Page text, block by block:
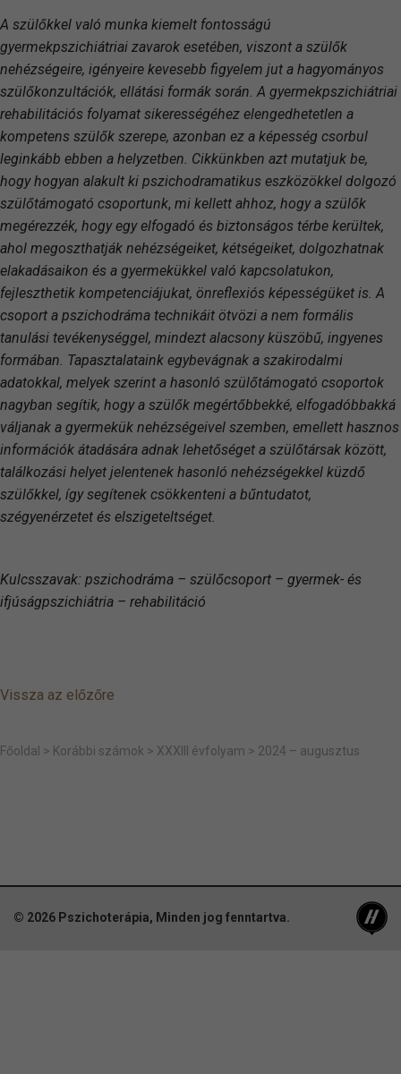
A szülőkkel való munka kiemelt fontosságú
gyermekpszichiátriai zavarok esetében, viszont a szülők
nehézségeire, igényeire kevesebb figyelem jut a hagyományos
szülőkonzultációk, ellátási formák során. A gyermekpszichiátriai
rehabilitációs folyamat sikerességéhez elengedhetetlen a
kompetens szülők szerepe, azonban ez a képesség csorbul
leginkább ebben a helyzetben. Cikkünkben azt mutatjuk be,
hogy hogyan alakult ki pszichodramatikus eszközökkel dolgozó
szülőtámogató csoportunk, mi kellett ahhoz, hogy a szülők
megérezzék, hogy egy elfogadó és biztonságos térbe kerültek,
ahol megoszthatják nehézségeiket, kétségeiket, dolgozhatnak
elakadásaikon és a gyermekükkel való kapcsolatukon,
fejleszthetik kompetenciájukat, önreflexiós képességüket is. A
csoport a pszichodráma technikáit ötvözi a nem formális
tanulási tevékenységgel, mindezt alacsony küszöbű, ingyenes
formában. Tapasztalataink egybevágnak a szakirodalmi
adatokkal, melyek szerint a hasonló szülőtámogató csoportok
nagyban segítik, hogy a szülők megértőbbekké, elfogadóbbakká
váljanak a gyermekük nehézségeivel szemben, emellett hasznos
információk átadására adnak lehetőséget a szülőtársak között,
találkozási helyet jelentenek hasonló nehézségekkel küzdő
szülőkkel, így segítenek csökkenteni a bűntudatot,
szégyenérzetet és elszigeteltséget.
Kulcsszavak: pszichodráma – szülőcsoport – gyermek- és
ifjúságpszichiátria – rehabilitáció
Vissza az előzőre
Főoldal > Korábbi számok > XXXIII évfolyam > 2024 – augusztus
© 2026 Pszichoterápia, Minden jog fenntartva.